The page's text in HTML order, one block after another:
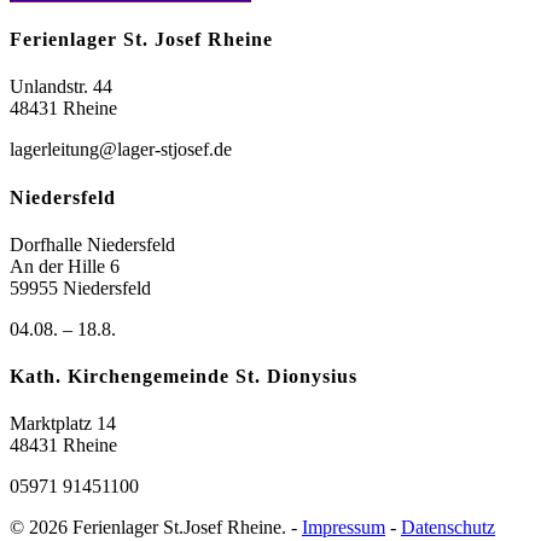
Ferienlager St. Josef Rheine
Unlandstr. 44
48431 Rheine
lagerleitung@lager-stjosef.de
Niedersfeld
Dorfhalle Niedersfeld
An der Hille 6
59955 Niedersfeld
04.08. – 18.8.
Kath. Kirchengemeinde St. Dionysius
Marktplatz 14
48431 Rheine
05971 91451100
© 2026 Ferienlager St.Josef Rheine. - Impressum - Datenschutz